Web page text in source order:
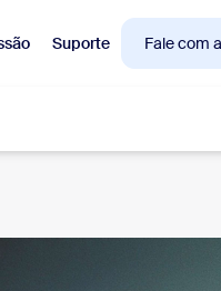
Suporte Fale com
repercussão — as